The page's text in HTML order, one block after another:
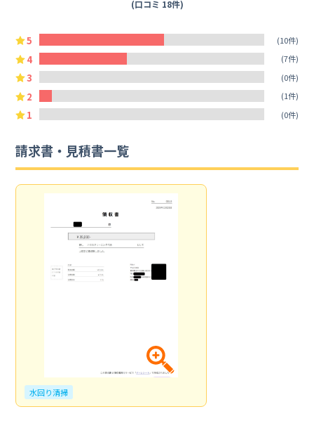
(口コミ 18件)
5 (10件)
4 (7件)
3 (0件)
2 (1件)
1 (0件)
請求書・見積書一覧
水回り清掃